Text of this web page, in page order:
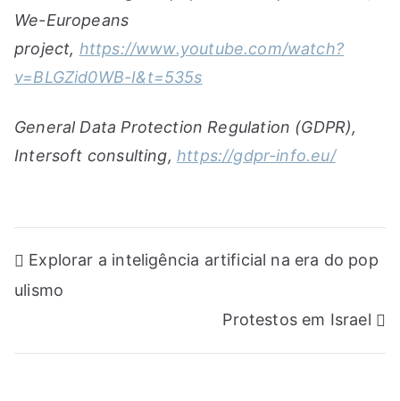
We-Europeans
project, https://www.youtube.com/watch?
v=BLGZid0WB-I&t=535s
General Data Protection Regulation (GDPR),
Intersoft consulting, https://gdpr-info.eu/
Navegação
de
artigos
Explorar a inteligência artificial na era do pop
ulismo
Protestos em Israel